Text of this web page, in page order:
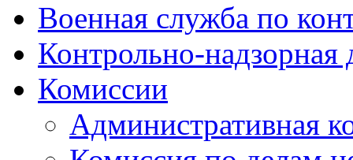
Военная служба по
Контрольно-надзорная
Комиссии
Административная